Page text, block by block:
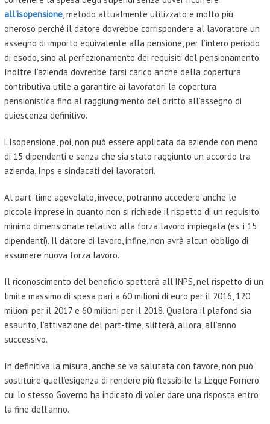
all’isopensione, metodo attualmente utilizzato e molto più
oneroso perché il datore dovrebbe corrispondere al lavoratore un
assegno di importo equivalente alla pensione, per l’intero periodo
di esodo, sino al perfezionamento dei requisiti del pensionamento.
Inoltre l’azienda dovrebbe farsi carico anche della copertura
contributiva utile a garantire ai lavoratori la co­pertura
pensionistica fino al rag­giungimento del diritto all’assegno di
quiescenza definitivo.
L’Isopensione, poi, non può essere applicata da aziende con meno
di 15 dipendenti e senza che sia stato raggiunto un accordo tra
azienda, Inps e sindacati dei lavoratori.
Al part-time agevolato, invece, potranno accedere anche le
piccole imprese in quanto non si richiede il rispetto di un requisito
minimo dimensionale relativo alla forza lavoro impiegata (es. i 15
dipendenti). Il datore di lavoro, infine, non avrà alcun obbligo di
assumere nuova forza lavoro.
Il riconoscimento del beneficio spetterà all’INPS, nel rispetto di un
limite massimo di spesa pari a 60 milioni di euro per il 2016, 120
milioni per il 2017 e 60 milioni per il 2018. Qualora il plafond sia
esaurito, l’attivazione del part-time, slitterà, allora, all’anno
successivo.
In definitiva la misura, anche se va salutata con favore, non può
sostituire quell’esigenza di rendere più flessibile la Legge Fornero
cui lo stesso Governo ha indicato di voler dare una risposta entro
la fine dell’anno.